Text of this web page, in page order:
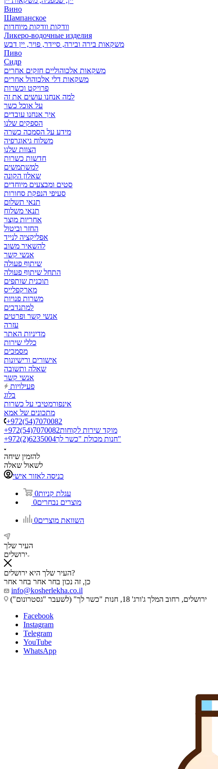
Вино
Шампанское
וודקות וודקות מיוחדות
Ликеро-водочные изделия
משקאות בירה ובירה, סיידר, פויר, יין דבש
Пиво
Сидр
משקאות אלכוהוליים חזקים אחרים
משקאות דלי אלכוהול אחרים
פרויקט וכשרות
למה אנחנו עושים את זה
על אוכל כשר
איך אנחנו עובדים
הספקים שלנו
מידע על הסמכה כשרה
משלוח גיאוגרפיה
הצוות שלנו
חדשות כשרות
למשתמשים
שאלון הקונה
סטים ומבצעים מיוחדים
סעיפי הנפקת סחורות
תנאי תשלום
תנאי משלוח
אחריות מוצר
החזר וביטול
אפליקציה לנייד
להשאיר משוב
אנשי קשר
שיתוף פעולה
התחל שיתוף פעולה
תוכנית שותפים
מארקפלייס
משרות פנויות
למתנדבים
אנשי קשר ופרטים
עזרה
מדיניות האתר
כללי שירות
מסמכים
אישורים ורישיונות
שאלה ותשובה
אנשי קשר
פעילויות
בלוג
אינפורמטיבי על כשרות
מתכונים של אמא
+972(54)7070082
+972(54)7070082מוקד שירות לקוחות
+972(2)6235004
חנות מכולת "כשר לך"
להזמין שיחה
לשאול שאלה
כניסה לאזור אישי
עגלת קניות0
מוצרים נבחרים0
השוואת מוצרים0
העיר שלך
ירושלים
העיר שלך היא ירושלים?
כן, זה נכון בחר אחר בחר אחר
info@kosherlekha.co.il
ירושלים, רחוב המלך ג'ורג' 18, חנות "כשר לך" (לשעבר "גסטרונום")
Facebook
Instagram
Telegram
YouTube
WhatsApp